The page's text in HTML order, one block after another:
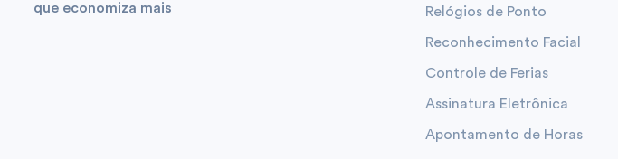
que economiza mais
Relógios de Ponto
Reconhecimento Facial
Controle de Ferias
Assinatura Eletrônica
Apontamento de Horas